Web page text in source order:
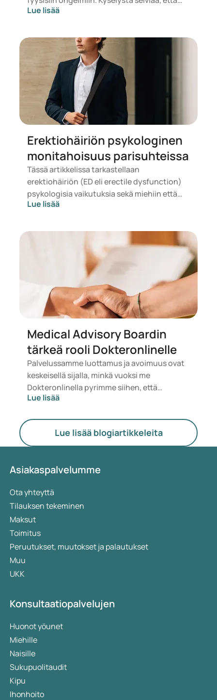
myös parisuhde, läheisyyden tarve ja
päätöksentekoon. Dokteronline selvitti 323
miehen kyselyssä, jotka olivat kiinnostuneita
ED-lääkityksestä, mitkä motivaatiot,
epäilykset ja tiedontarpeet vaikuttavat
hoitovaihtoehdon valintaan.
Lue lisää
Erektiohäiriön psykologinen
monitahoisuus parisuhteissa
Tässä artikkelissa tarkastellaan
erektiohäiriön (ED eli erectile dysfunction)
psykologisia vaikutuksia sekä miehiin että
naisiin parisuhteessa. Artikkelissa tutkitaan,
rehellisyyteen, vastuuseen ja
haavoittuvuuteen perustuvat suhteet
kärsivät, kun erektiohäiriö vaikuttaa
seksuaaliseen läheisyyteen. Lue oivalluksia
ja käytännön ratkaisuja näiden haasteiden
käsittelemiseksi yhdessä.
Lue lisää
Medical Advisory Boardin
tärkeä rooli Dokteronlinelle
Palvelussamme luottamus ja avoimuus ovat
keskeisellä sijalla, minkä vuoksi me
Dokteronlinella pyrimme siihen, että
asiakkaamme tuntevat olonsa turvalliseksi
Kutsumme sinut nyt kurkistamaan kulissien
taakse, missä turvallisuus ja
käyttäjäystävällisyys ovat etusijalla.
Lue lisää
Lue lisää blogiartikkeleita
Asiakaspalvelumme
Ota yhteyttä
Tilauksen tekeminen
Maksut
Toimitus
Peruutukset, muutokset ja palautukset
Muu
UKK
Konsultaatiopalvelujen
Huonot yöunet
Miehille
Naisille
Sukupuolitaudit
Kipu
Ihonhoito